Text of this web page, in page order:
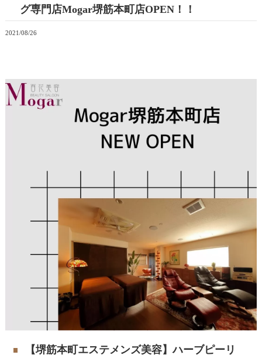
グ専門店Mogar堺筋本町店OPEN！！
2021/08/26
【堺筋本町エステメンズ美容】ハーブピーリ